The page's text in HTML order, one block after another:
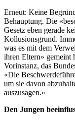
Erneut: Keine
Behauptung. Die
Gesetz eben gerade
Kollusionsgrund.
was es mit dem
ihren Eltern» gemeint
Vorinstanz, das
«Die
um sie davon
auszusagen.»
Den Jungen